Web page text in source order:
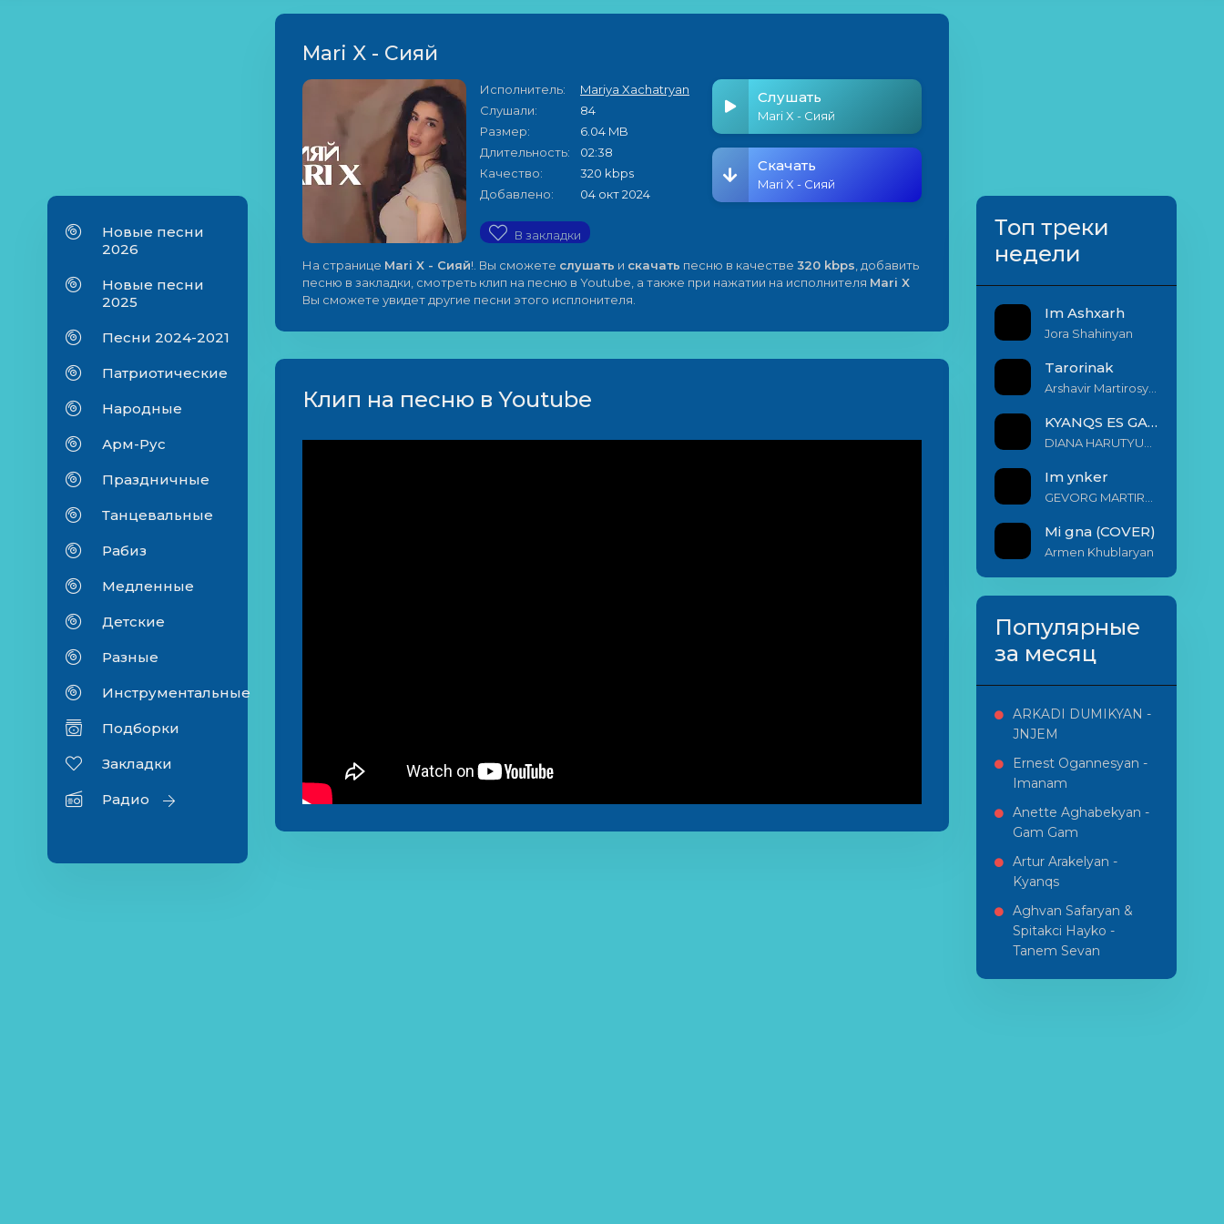
Новые песни
2026
Новые песни
2025
Песни 2024-2021
Патриотические
Народные
Арм-Рус
Праздничные
Танцевальные
Рабиз
Медленные
Детские
Разные
Инструментальные
Подборки
Закладки
Радио
Mari X - Сияй
Исполнитель:
Mariya Xachatryan
Слушали:
84
Размер:
6.04 MB
Длительность:
02:38
Качество:
320 kbps
Добавлено:
04 окт 2024
В закладки
Слушать
Mari X - Сияй
Скачать
Mari X - Сияй
На странице Mari X - Сияй!. Вы сможете слушать и скачать песню в качестве 320 kbps , добавить
песню в закладки, смотреть клип на песню в Youtube, а также при нажатии на исполнителя Mari X
Вы сможете увидет другие песни этого исплонителя.
Клип на песню в Youtube
Топ треки
недели
Im Ashxarh
Jora Shahinyan
Tarorinak
KYANQS ES GALIS EM
Im ynker
Mi gna (COVER)
Armen Khublaryan
Популярные
за месяц
ARKADI DUMIKYAN -
JNJEM
Ernest Ogannesyan -
Imanam
Anette Aghabekyan -
Gam Gam
Artur Arakelyan -
Kyanqs
Aghvan Safaryan &
Spitakci Hayko -
Tanem Sevan